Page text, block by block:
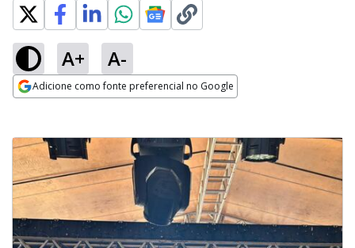
A+ A-
Adicione como fonte preferencial no Google